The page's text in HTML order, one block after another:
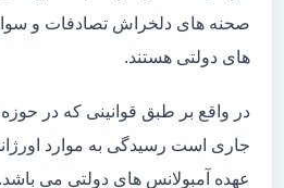
صحنه های دلخراش تصادفات و
های دولتی هستند.
در واقع بر طبق قوانینی که در
جاری است رسیدگی به موارد
عهده آمبولانس های دولتی می